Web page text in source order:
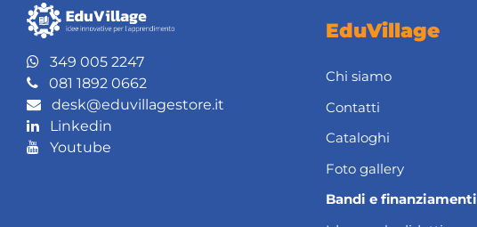
349 005 2247
081 1892 0662
desk@eduvillagestore.it
Linkedin
Youtube
EduVillage
Chi siamo
Contatti
Cataloghi
Foto gallery
Bandi e finanziamenti